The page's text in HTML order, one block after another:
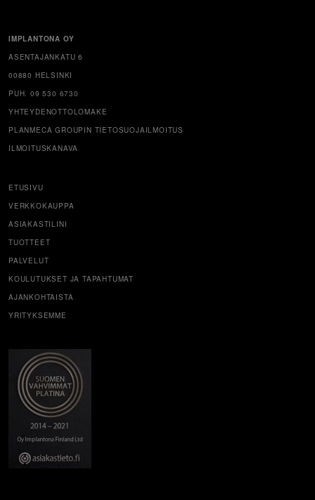
IMPLANTONA OY
ASENTAJANKATU 6
00880 HELSINKI
PUH. 09 530 6730
YHTEYDENOTTOLOMAKE
PLANMECA GROUPIN TIETOSUOJAILMOITUS
ILMOITUSKANAVA
ETUSIVU
VERKKOKAUPPA
ASIAKASTILINI
TUOTTEET
PALVELUT
KOULUTUKSET JA TAPAHTUMAT
AJANKOHTAISTA
YRITYKSEMME